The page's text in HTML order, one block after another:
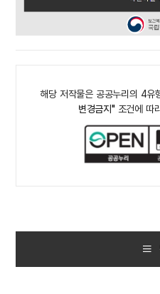
해당 저작물은 공공누리의 4유
변경금지"조건에 따